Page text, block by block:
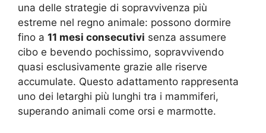
una delle strategie di sopravvivenza più
estreme nel regno animale: possono dormire
fino a 11 mesi consecutivi senza assumere
cibo e bevendo pochissimo, sopravvivendo
quasi esclusivamente grazie alle riserve
accumulate. Questo adattamento rappresenta
uno dei letarghi più lunghi tra i mammiferi,
superando animali come orsi e marmotte.